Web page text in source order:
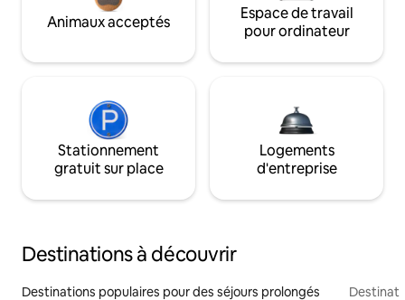
Animaux acceptés
Espace de travail
pour ordinateur
Stationnement
gratuit sur place
Logements
d'entreprise
Destinations à découvrir
Destinations populaires pour des séjours prolongés